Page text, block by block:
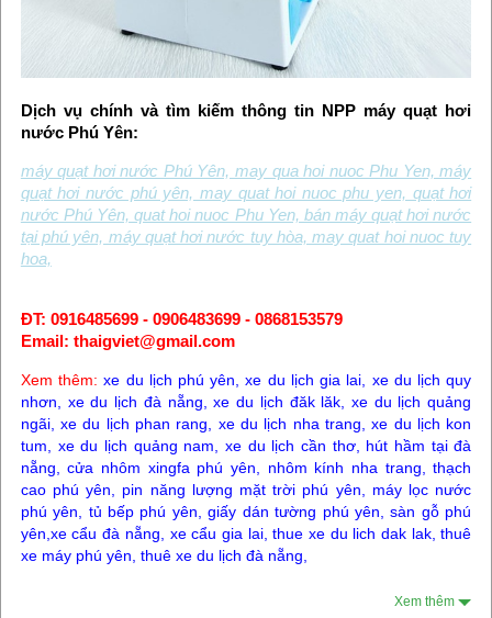
Dịch vụ chính và tìm kiếm thông tin NPP máy quạt hơi
nước Phú Yên:
máy quạt hơi nước Phú Yên, may qua hoi nuoc Phu Yen, máy
quạt hơi nước phú yên, may quat hoi nuoc phu yen, quạt hơi
nước Phú Yên, quat hoi nuoc Phu Yen, bán máy quạt hơi nước
tại phú yên, máy quạt hơi nước tuy hòa, may quat hoi nuoc tuy
hoa,
ĐT: 0916485699 - 0906483699 - 0868153579
Email: thaigviet@gmail.com
Xem thêm: xe du lịch phú yên,xe du lịch gia lai, xe du lịch quy
nhơn, xe du lịch đà nẵng,xe du lịch đăk lăk,xe du lịch quảng
ngãi,xe du lịch phan rang, xe du lịch nha trang,xe du lịch kon
tum, xe du lịch quảng nam, xe du lịch cần thơ, hút hầm tại đà
nẵng,cửa nhôm xingfa phú yên, nhôm kính nha trang,thạch
cao phú yên, pin năng lượng mặt trời phú yên, máy lọc nước
phú yên, tủ bếp phú yên,giấy dán tường phú yên,sàn gỗ phú
yên,xe cẩu đà nẵng, xe cẩu gia lai,thue xe du lich dak lak,thuê
xe máy phú yên, thuê xe du lịch đà nẵng,
Xem thêm